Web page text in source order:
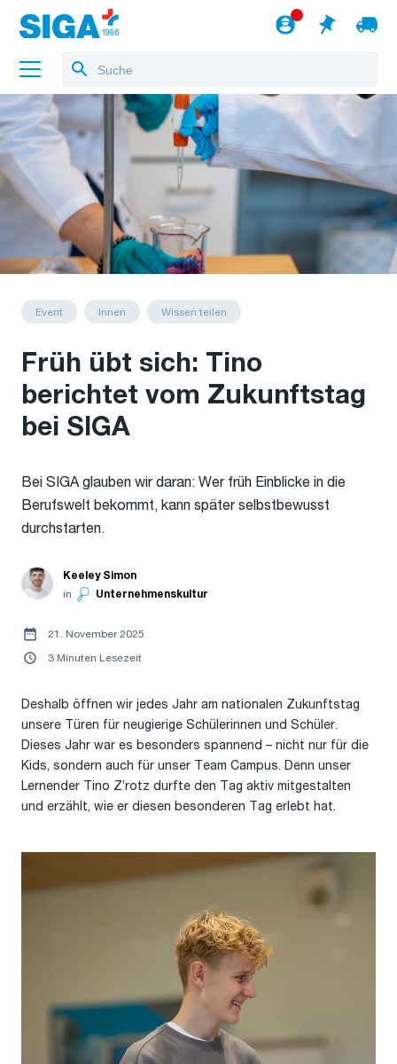
Über uns
Referenzen
Jobs
Event Innen Wissen teilen
Früh übt sich: Tino
berichtet vom Zukunftstag
bei SIGA
Bei SIGA glauben wir daran: Wer früh Einblicke in die
Berufswelt bekommt, kann später selbstbewusst
durchstarten.
Keeley Simon
in
Unternehmenskultur
21. November 2025
3 Minuten Lesezeit
Deshalb öffnen wir jedes Jahr am nationalen Zukunftstag
unsere Türen für neugierige Schülerinnen und Schüler.
Dieses Jahr war es besonders spannend – nicht nur für die
Kids, sondern auch für unser Team Campus. Denn unser
Lernender Tino Z’rotz durfte den Tag aktiv mitgestalten
und erzählt, wie er diesen besonderen Tag erlebt hat.